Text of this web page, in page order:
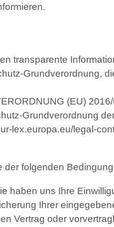
transparente
Grundverordnung,
(EU)
Grundverordnung
lex.europa.eu/legal-
folgenden
haben uns Ihre
Ihrer
Vertrag oder